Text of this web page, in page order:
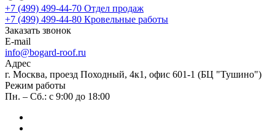
+7 (499) 499-44-70 Отдел продаж
+7 (499) 499-44-80 Кровельные работы
Заказать звонок
E-mail
info@bogard-roof.ru
Адрес
г. Москва, проезд Походный, 4к1, офис 601-1 (БЦ "Тушино")
Режим работы
Пн. – Сб.: с 9:00 до 18:00